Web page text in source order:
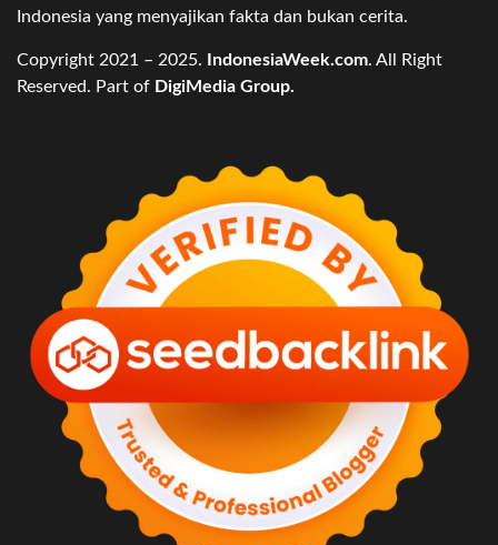
Indonesia yang menyajikan fakta dan bukan cerita.
Copyright 2021 – 2025. IndonesiaWeek.com. All Right
Reserved. Part of DigiMedia Group.